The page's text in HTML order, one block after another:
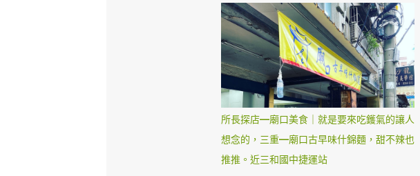
所長探店—廟口美食｜就是要來吃鑊氣的讓人
想念的，三重—廟口古早味什錦麵，甜不辣也
推推。近三和國中捷運站